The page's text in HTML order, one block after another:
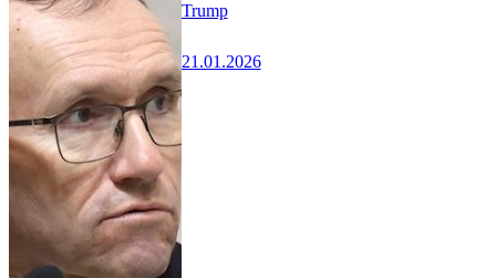
Trump
21.01.2026